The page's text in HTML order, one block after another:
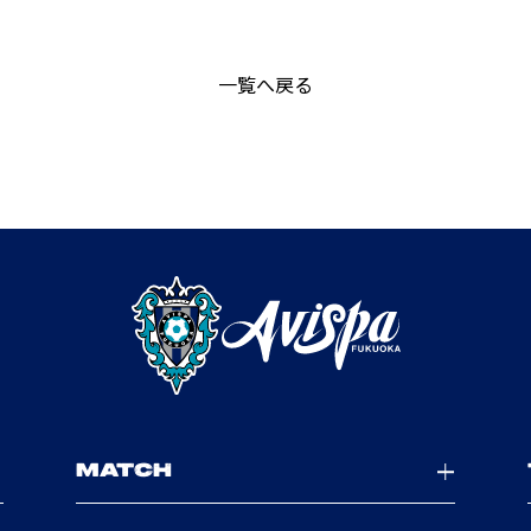
一覧へ戻る
MATCH